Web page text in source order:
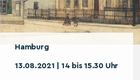
Hamburg
13.08.2021 | 14 bis 15.30 Uhr